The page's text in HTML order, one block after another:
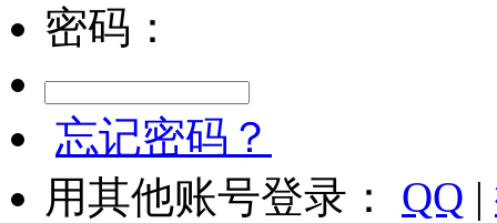
密码：
忘记密码？
用其他账号登录： QQ |